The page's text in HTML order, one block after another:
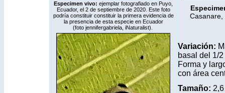
Especimen vivo: ejemplar fotografiado en Puyo,
Ecuador, el 2 de septiembre de 2020. Este foto
podría constituir constituir la primera evidencia de
la presencia de esta especie en Ecuador
(foto jennifergabriela, iNaturalist).
Casanare,
Variación:
basal del 1/
Forma y
con área
Tamaño: